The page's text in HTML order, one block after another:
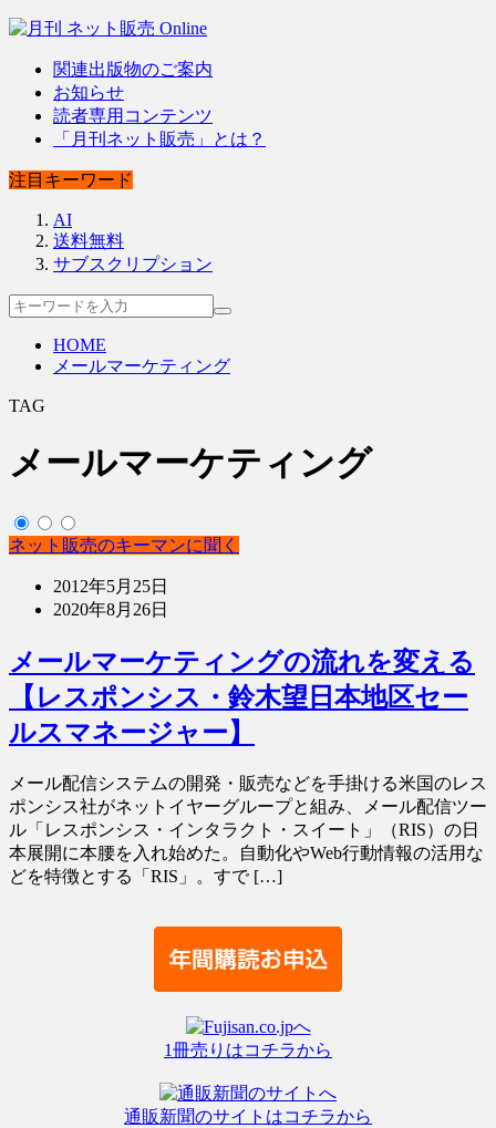
関連出版物のご案内
お知らせ
読者専用コンテンツ
「月刊ネット販売」とは？
注目キーワード
AI
送料無料
サブスクリプション
HOME
メールマーケティング
TAG
メールマーケティング
ネット販売のキーマンに聞く
2012年5月25日
2020年8月26日
メールマーケティングの流れを変える
【レスポンシス・鈴木望日本地区セー
ルスマネージャー】
メール配信システムの開発・販売などを手掛ける米国のレス
ポンシス社がネットイヤーグループと組み、メール配信ツー
ル「レスポンシス・インタラクト・スイート」（RIS）の日
本展開に本腰を入れ始めた。自動化やWeb行動情報の活用な
どを特徴とする「RIS」。すで […]
1冊売りはコチラから
通販新聞のサイトはコチラから